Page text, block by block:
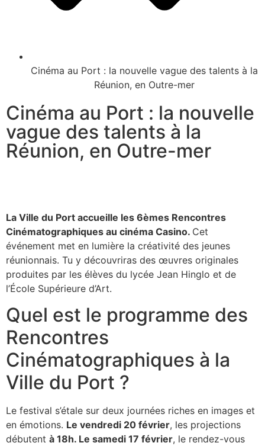
Cinéma au Port : la nouvelle vague des talents à la
Réunion, en Outre-mer
Cinéma au Port : la nouvelle
vague des talents à la
Réunion, en Outre-mer
La Ville du Port accueille les 6èmes Rencontres
Cinématographiques au cinéma Casino. Cet
événement met en lumière la créativité des jeunes
réunionnais. Tu y découvriras des œuvres originales
produites par les élèves du lycée Jean Hinglo et de
l’École Supérieure d’Art.
Quel est le programme des
Rencontres
Cinématographiques à la
Ville du Port ?
Le festival s’étale sur deux journées riches en images et
en émotions. Le vendredi 20 février, les projections
débutent à 18h. Le samedi 17 février, le rendez-vous